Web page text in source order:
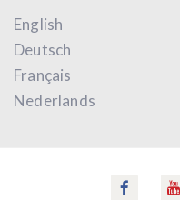
English
Deutsch
Français
Nederlands